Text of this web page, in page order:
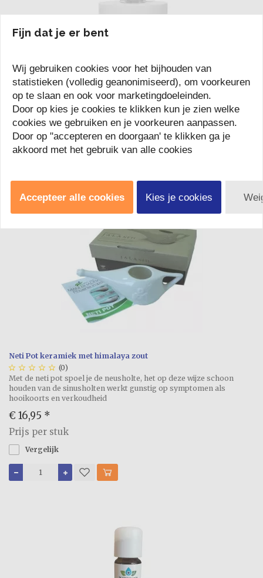
Deze magnesiumolie spray combineert de werking van
magnesiumchloride met de zachtheid van rozenhydrolaat. De
formule voelt licht olieachtig aan, maar trekt snel in en laat de huid
comfortabel en verzo
€ 15,95*
Prijs per stuk
Vergelijk
Neti Pot keramiek met himalaya zout
     (0)
Met de neti pot spoel je de neusholte, het op deze wijze schoon
houden van de sinusholten werkt gunstig op symptomen als
hooikoorts en verkoudheid
€ 16,95 *
Prijs per stuk
Vergelijk
Fijn dat je er bent
Wij gebruiken cookies voor het bijhouden van
statistieken (volledig geanonimiseerd), om voorkeuren
op te slaan en ook voor marketingdoeleinden.
Door op kies je cookies te klikken kun je zien welke
cookies we gebruiken en je voorkeuren aanpassen.
Door op "accepteren en doorgaan' te klikken ga je
akkoord met het gebruik van alle cookies
Accepteer alle cookies Kies je cookies